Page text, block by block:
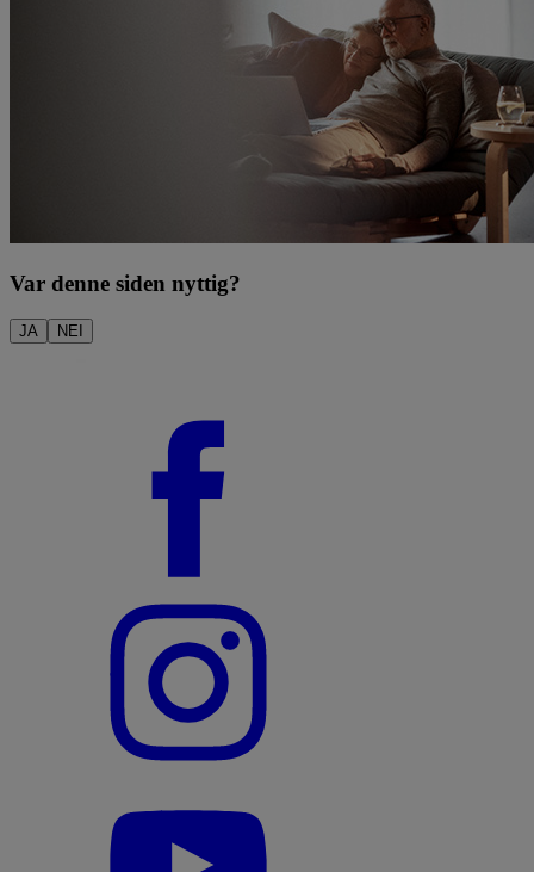
Var denne siden nyttig?
JA NEI